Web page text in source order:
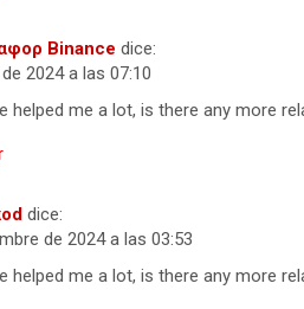
Binance dice:
2024 a las 07:10
helped me a lot, is there any more
dice:
de 2024 a las 03:53
helped me a lot, is there any more